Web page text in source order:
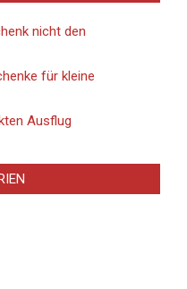
nicht den
für kleine
Ausflug